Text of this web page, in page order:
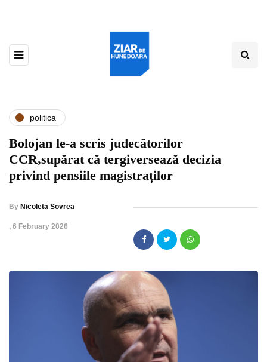
politica
Bolojan le-a scris judecătorilor
CCR,supărat că tergiversează decizia
privind pensiile magistraților
By Nicoleta Sovrea
, 6 February 2026